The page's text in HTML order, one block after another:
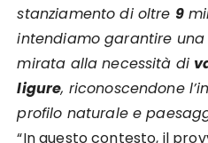
stanziamento di oltre 9
intendiamo garantire
mirata alla necessità di
ligure, riconoscendone
profilo naturale e
“In questo contesto, il